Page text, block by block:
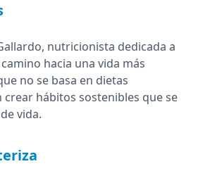
nutricionista dedicada a
hacia una vida más
no se basa en dietas
crear hábitos sostenibles que se
vida.